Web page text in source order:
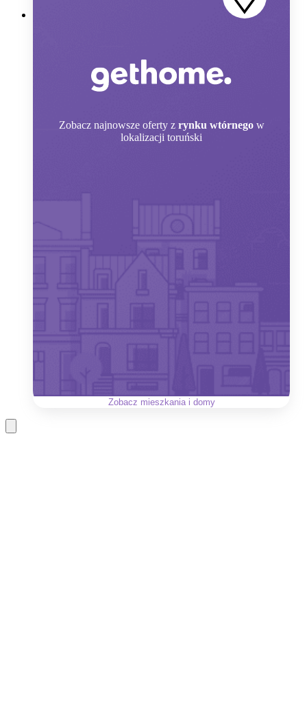
Zobacz najnowsze oferty z rynku wtórnego w
lokalizacji toruński
Zobacz mieszkania i domy